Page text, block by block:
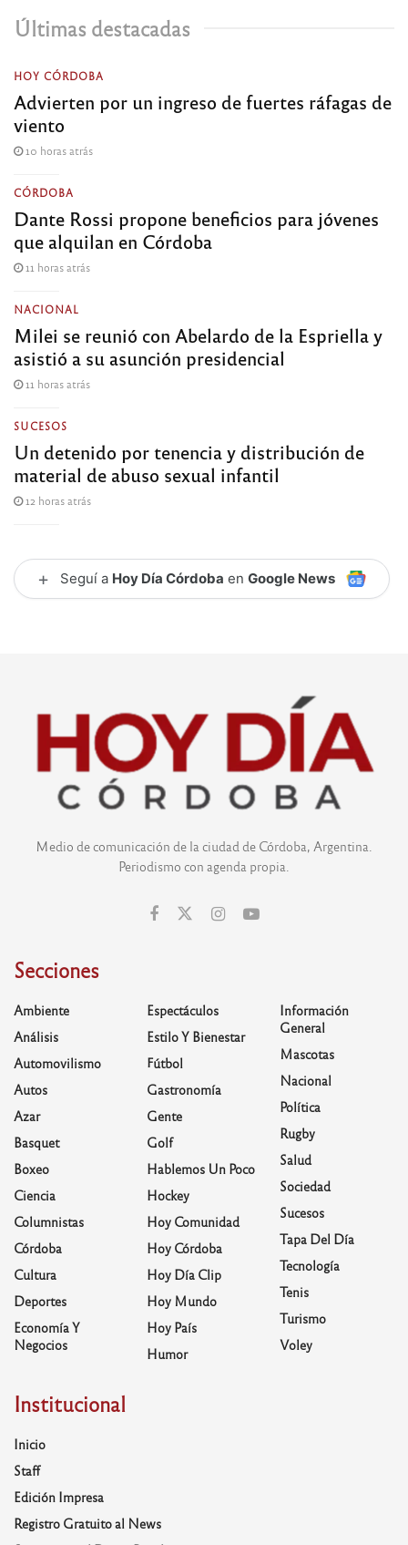
Últimas destacadas
HOY CÓRDOBA
Advierten por un ingreso de fuertes ráfagas de
viento
10 horas atrás
CÓRDOBA
Dante Rossi propone beneficios para jóvenes
que alquilan en Córdoba
11 horas atrás
NACIONAL
Milei se reunió con Abelardo de la Espriella y
asistió a su asunción presidencial
11 horas atrás
SUCESOS
Un detenido por tenencia y distribución de
material de abuso sexual infantil
12 horas atrás
+ Seguí a Hoy Día Córdoba en Google News
Medio de comunicación de la ciudad de Córdoba, Argentina.
Periodismo con agenda propia.
Secciones
Ambiente
Análisis
Automovilismo
Autos
Azar
Basquet
Boxeo
Ciencia
Columnistas
Córdoba
Cultura
Deportes
Economía Y
Negocios
Espectáculos
Estilo Y Bienestar
Fútbol
Gastronomía
Gente
Golf
Hablemos Un Poco
Hockey
Hoy Comunidad
Hoy Córdoba
Hoy Día Clip
Hoy Mundo
Hoy País
Humor
Información
General
Mascotas
Nacional
Política
Rugby
Salud
Sociedad
Sucesos
Tapa Del Día
Tecnología
Tenis
Turismo
Voley
Institucional
Inicio
Staff
Edición Impresa
Registro Gratuito al News